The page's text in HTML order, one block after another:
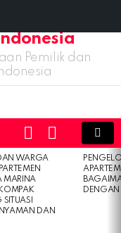
Pemilik dan
SWITCH
SKIN
LOGIN
WARGA
MARINA
DAN
DENGAN